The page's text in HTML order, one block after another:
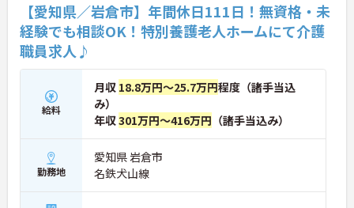
【愛知県／岩倉市】年間休日111日！無資格・未
経験でも相談OK！特別養護老人ホームにて介護
職員求人♪
給料
月収 18.8万円～25.7万円程度（諸手当込
み）
年収301万円～416万円 （諸手当込み）
勤務地
愛知県 岩倉市
名鉄犬山線